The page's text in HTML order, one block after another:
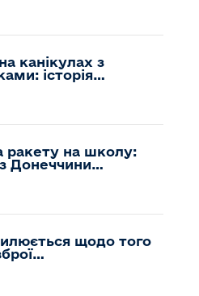
канікулах з
історія…
ракету на школу:
Донеччини…
щодо того